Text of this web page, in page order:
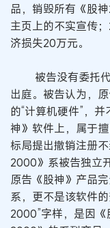
品，销毁所有《股
主页上的不实宣传
济损失20万元。
被告没有委托代
出庭。被告认为，
的“计算机硬件”，并
神》软件上，属于
标局提出撤销注册
2000》系被告独立
原告《股神》产品
系，更不是该软件
2000”字样，是因